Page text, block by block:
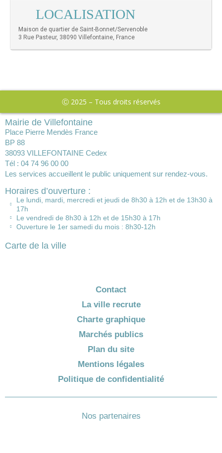
LOCALISATION
Maison de quartier de Saint-Bonnet/Servenoble
3 Rue Pasteur, 38090 Villefontaine, France
Ⓒ 2025 – Tous droits réservés
Mairie de Villefontaine
Place Pierre Mendès France
BP 88
38093 VILLEFONTAINE Cedex
Tél : 04 74 96 00 00
Les services accueillent le public uniquement sur rendez-vous.
Horaires d’ouverture :
Le lundi, mardi, mercredi et jeudi de 8h30 à 12h et de 13h30 à
17h
Le vendredi de 8h30 à 12h et de 15h30 à 17h
Ouverture le 1er samedi du mois : 8h30-12h
Carte de la ville
Contact
La ville recrute
Charte graphique
Marchés publics
Plan du site
Mentions légales
Politique de confidentialité
Nos partenaires